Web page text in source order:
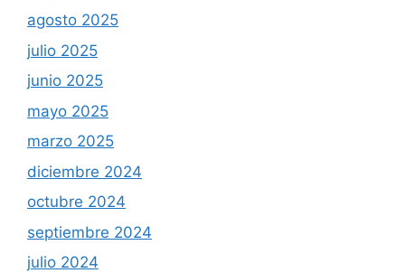
agosto 2025
julio 2025
junio 2025
mayo 2025
marzo 2025
diciembre 2024
octubre 2024
septiembre 2024
julio 2024